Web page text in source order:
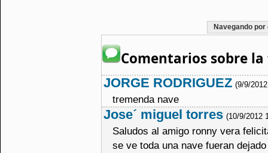
Navegando
Comentarios sobre
JORGE RODRIGUEZ (9/9/
tremenda nave
Jose´ miguel torres (10/9/2012
Saludos al amigo ronny vera
se ve toda una nave fueran